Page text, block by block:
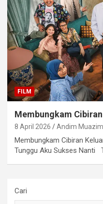
FILM
Membungkam
8 April 2026 Andim Muazim
Membungkam Cibiran
Tunggu Aku Sukses Nanti
Cari